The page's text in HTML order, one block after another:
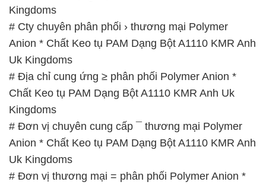
Kingdoms
# Cty chuyên phân phối › thương mại Polymer
Anion * Chất Keo tụ PAM Dạng Bột A1110 KMR Anh
Uk Kingdoms
# Địa chỉ cung ứng ≥ phân phối Polymer Anion *
Chất Keo tụ PAM Dạng Bột A1110 KMR Anh Uk
Kingdoms
# Đơn vị chuyên cung cấp ¯ thương mại Polymer
Anion * Chất Keo tụ PAM Dạng Bột A1110 KMR Anh
Uk Kingdoms
# Đơn vị thương mại = phân phối Polymer Anion *